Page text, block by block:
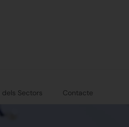
dels Sectors Contacte